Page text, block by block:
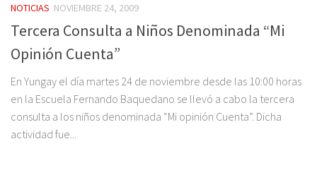
NOTICIAS NOVIEMBRE 24, 2009
Tercera Consulta a Niños Denominada “Mi
Opinión Cuenta”
En Yungay el día martes 24 de noviembre desde las 10:00 horas
en la Escuela Fernando Baquedano se llevó a cabo la tercera
consulta a los niños denominada “Mi opinión Cuenta”. Dicha
actividad fue...